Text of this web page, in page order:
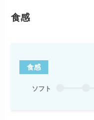
食感
食感
ソフト